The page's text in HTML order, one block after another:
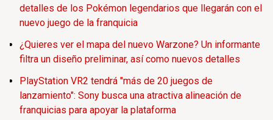
detalles de los Pokémon legendarios que llegarán con el
nuevo juego de la franquicia
¿Quieres ver el mapa del nuevo Warzone? Un informante
filtra un diseño preliminar, así como nuevos detalles
PlayStation VR2 tendrá "más de 20 juegos de
lanzamiento": Sony busca una atractiva alineación de
franquicias para apoyar la plataforma